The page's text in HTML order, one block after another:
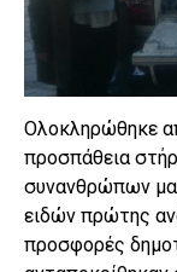
Ολοκληρώθηκε
προσπάθεια
συνανθρώπων
ειδών πρώτης
προσφορές